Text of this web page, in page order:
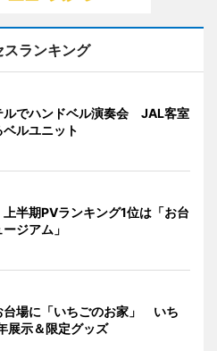
スランキング
ルでハンドベル演奏会 JAL客室
ルユニット
半期PVランキング1位は「お台
ジアム」
台場に「いちごのお家」 いち
展示＆限定グッズ